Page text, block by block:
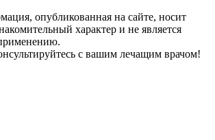
опубликованная на сайте, носит
характер и не является
с вашим лечащим врачом!